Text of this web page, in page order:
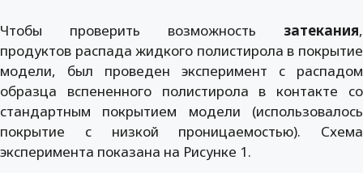
Чтобы проверить возможность затекания,
продуктов распада жидкого полистирола в покрытие
модели, был проведен эксперимент с распадом
образца вспененного полистирола в контакте со
стандартным покрытием модели (использовалось
покрытие с низкой проницаемостью). Схема
эксперимента показана на Рисунке 1.